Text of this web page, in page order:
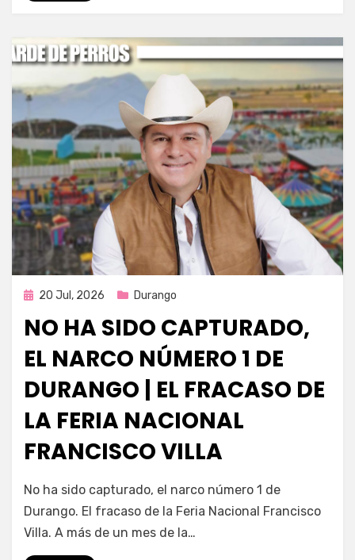
Publicada
20 Jul, 2026 Durango
NO HA SIDO CAPTURADO,
EL NARCO NÚMERO 1 DE
DURANGO | EL FRACASO DE
LA FERIA NACIONAL
FRANCISCO VILLA
por Fernando Miranda Servín
No ha sido capturado, el narco número 1 de
Durango. El fracaso de la Feria Nacional Francisco
Villa. A más de un mes de la…